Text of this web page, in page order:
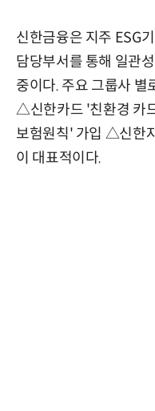
신한금융은 지주 ESG
담당부서를 통해 일관
중이다. 주요 그룹사
△신한카드 '친환경 카
보험원칙' 가입 △신한
이 대표적이다.